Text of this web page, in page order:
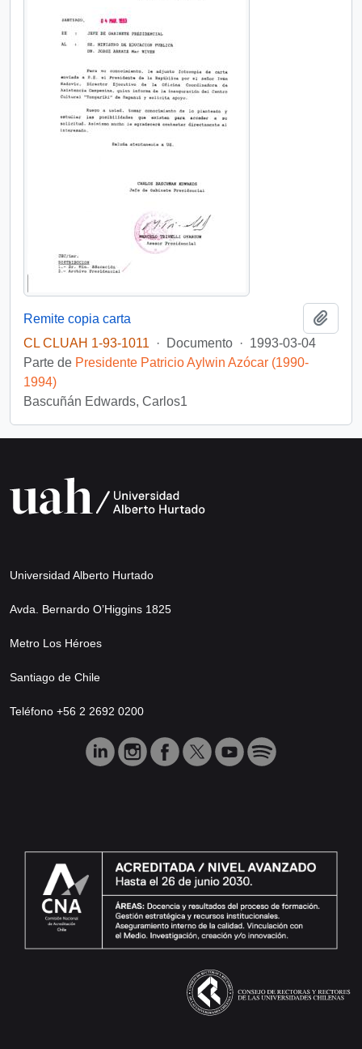
Remite copia carta
CL CLUAH 1-93-1011
· Documento · 1993-03-04
Parte de Presidente Patricio Aylwin Azócar (1990-
1994)
Bascuñán Edwards, Carlos1
Universidad Alberto Hurtado
Avda. Bernardo O’Higgins 1825
Metro Los Héroes
Santiago de Chile
Teléfono +56 2 2692 0200